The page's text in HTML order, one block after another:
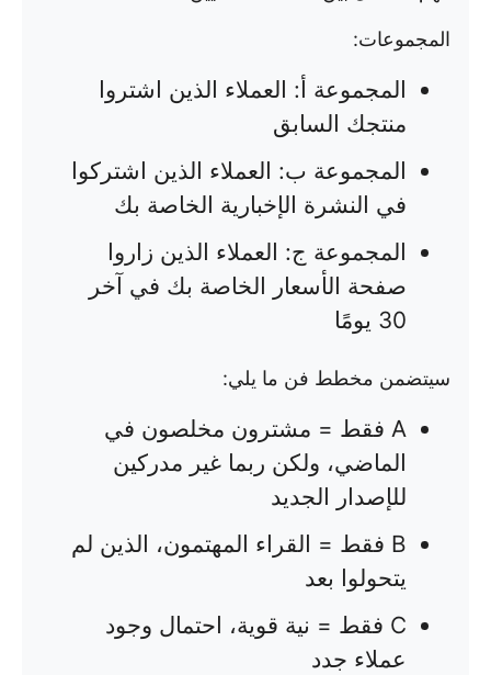
المجموعات:
المجموعة أ: العملاء الذين اشتروا
منتجك السابق
المجموعة ب: العملاء الذين اشتركوا
في النشرة الإخبارية الخاصة بك
المجموعة ج: العملاء الذين زاروا
صفحة الأسعار الخاصة بك في آخر
30 يومًا
سيتضمن مخطط فن ما يلي:
A فقط = مشترون مخلصون في
الماضي، ولكن ربما غير مدركين
للإصدار الجديد
B فقط = القراء المهتمون، الذين لم
يتحولوا بعد
C فقط = نية قوية، احتمال وجود
عملاء جدد